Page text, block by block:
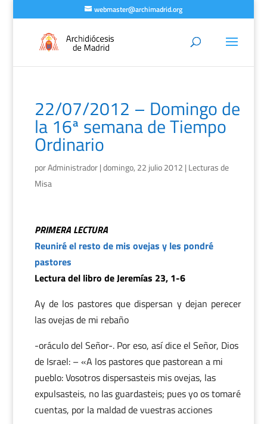
webmaster@archimadrid.org
22/07/2012 – Domingo de
la 16ª semana de Tiempo
Ordinario
porAdministrador|domingo, 22 julio 2012 | Lecturas de
Misa
PRIMERA LECTURA
Reuniré el resto de mis ovejas y les pondré
pastores
Lectura del libro de Jeremías 23, 1-6
Ay de los pastores que dispersan y dejan perecer
las ovejas de mi rebaño
-oráculo del Señor-. Por eso, así dice el Señor, Dios
de Israel: – «A los pastores que pastorean a mi
pueblo: Vosotros dispersasteis mis ovejas, las
expulsasteis, no las guardasteis; pues yo os tomaré
cuentas, por la maldad de vuestras acciones